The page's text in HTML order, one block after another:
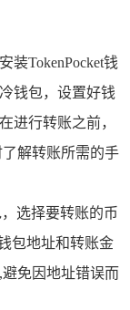
装TokenPocket钱
钱包，设置好钱
进行转账之前，
解转账所需的手
，选择要转账的币
包地址和转账金
免因地址错误而